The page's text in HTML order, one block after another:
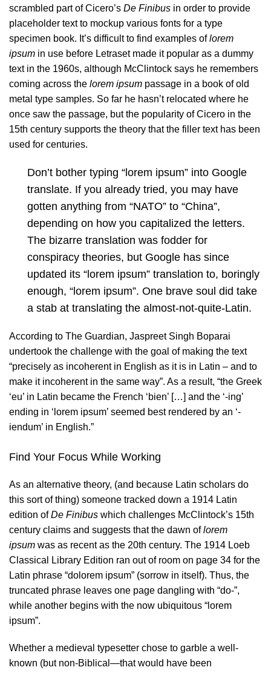
scrambled part of Cicero’s De Finibus in order to provide
placeholder text to mockup various fonts for a type
specimen book. It’s difficult to find examples oflorem
ipsum in use before Letraset made it popular as a dummy
text in the 1960s, although McClintock says he remembers
coming across the lorem ipsum passage in a book of old
metal type samples. So far he hasn’t relocated where he
once saw the passage, but the popularity of Cicero in the
15th century supports the theory that the filler text has been
used for centuries.
Don’t bother typing “lorem ipsum” into Google
translate. If you already tried, you may have
gotten anything from “NATO” to “China”,
depending on how you capitalized the letters.
The bizarre translation was fodder for
conspiracy theories, but Google has since
updated its “lorem ipsum” translation to, boringly
enough, “lorem ipsum”. One brave soul did take
a stab at translating the almost-not-quite-Latin.
According to The Guardian, Jaspreet Singh Boparai
undertook the challenge with the goal of making the text
“precisely as incoherent in English as it is in Latin – and to
make it incoherent in the same way”. As a result, “the Greek
‘eu’ in Latin became the French ‘bien’ […] and the ‘-ing’
ending in ‘lorem ipsum’ seemed best rendered by an ‘-
iendum’ in English.”
Find Your Focus While Working
As an alternative theory, (and because Latin scholars do
this sort of thing) someone tracked down a 1914 Latin
edition ofDe Finibus which challenges McClintock’s 15th
century claims and suggests that the dawn oflorem
ipsum was as recent as the 20th century. The 1914 Loeb
Classical Library Edition ran out of room on page 34 for the
Latin phrase “dolorem ipsum” (sorrow in itself). Thus, the
truncated phrase leaves one page dangling with “do-”,
while another begins with the now ubiquitous “lorem
ipsum”.
Whether a medieval typesetter chose to garble a well-
known (but non-Biblical—that would have been